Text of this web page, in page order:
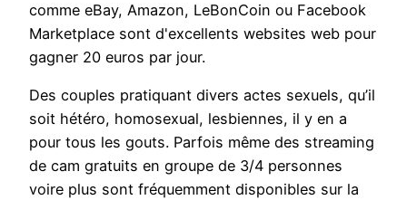
comme eBay, Amazon, LeBonCoin ou Facebook
Marketplace sont d'excellents websites web pour
gagner 20 euros par jour.
Des couples pratiquant divers actes sexuels, qu’il
soit hétéro, homosexual, lesbiennes, il y en a
pour tous les gouts. Parfois même des streaming
de cam gratuits en groupe de 3/4 personnes
voire plus sont fréquemment disponibles sur la